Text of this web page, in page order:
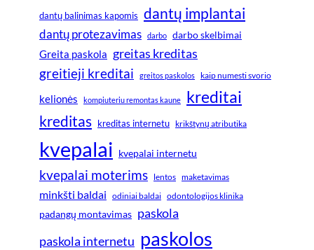
dantų balinimas kapomis dantų implantai
dantų protezavimas darbo darbo skelbimai
Greita paskola greitas kreditas
greitieji kreditai greitos paskolos kaip numesti svorio
kelionės kompiuteriu remontas kaune kreditai
kreditas kreditas internetu krikštynų atributika
kvepalai kvepalai internetu
kvepalai moterims lentos maketavimas
minkšti baldai odiniai baldai odontologijos klinika
padangų montavimas paskola
paskola internetu paskolos